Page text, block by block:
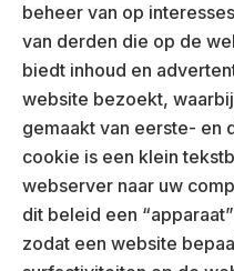
beheer van op
van derden die op de
biedt inhoud en
website bezoekt,
gemaakt van eerste- en
cookie is een klein
webserver naar uw
dit beleid een
zodat een website